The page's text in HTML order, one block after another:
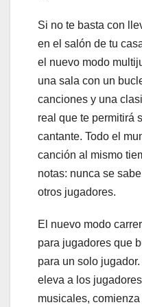
Si no te basta con
en el salón de tu
el nuevo modo
una sala con un
canciones y una
real que te permitirá
cantante. Todo el
canción al mismo
notas: nunca se
otros jugadores.
El nuevo modo
para jugadores que
para un solo
eleva a los
musicales,